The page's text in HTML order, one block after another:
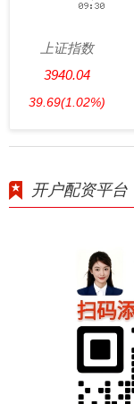
上证指数
3940.04
39.69(1.02%)
开户配资平